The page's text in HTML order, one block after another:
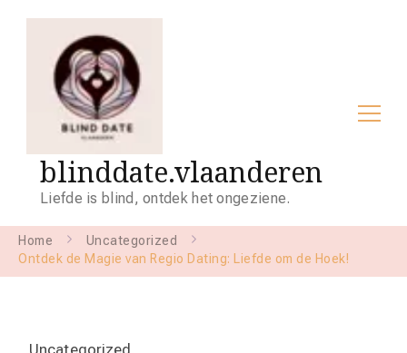
blinddate.vlaanderen
Liefde is blind, ontdek het ongeziene.
Home
Uncategorized
Ontdek de Magie van Regio Dating: Liefde om de Hoek!
Uncategorized